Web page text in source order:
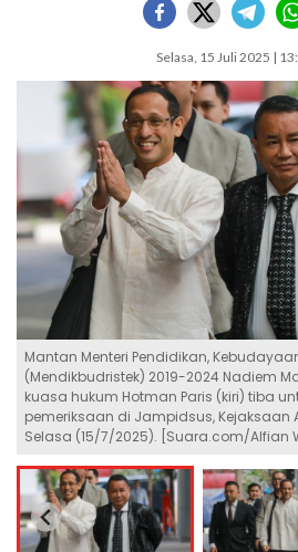
Selasa, 15 Juli 2025 |
Mantan Menteri Pendidikan,
(Mendikbudristek) 2019-2024 Nadiem
kuasa hukum Hotman Paris (kiri) tiba
pemeriksaan di Jampidsus, Kejaksaan
Selasa (15/7/2025). [Suara.com/Alfian